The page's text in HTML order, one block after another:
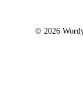
© 2026